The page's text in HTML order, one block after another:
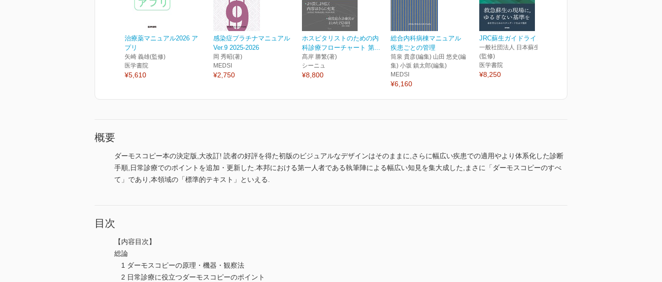
治療薬マニュアル2026 ア
プリ
矢崎 義雄(監修)
医学書院
¥5,610
感染症プラチナマニュアル
Ver.9 2025-2026
岡 秀昭(著)
MEDSI
¥2,750
ホスピタリストのための内
科診療フローチャート 第...
髙岸 勝繁(著)
シーニュ
¥8,800
総合内科病棟マニュアル
疾患ごとの管理
筒泉 貴彦(編集) 山田 悠史(編
集) 小坂 鎮太郎(編集)
MEDSI
¥6,160
JRC蘇生ガイドライン2025
一般社団法人 日本蘇生協議会
(監修)
医学書院
¥8,250
概要
ダーモスコピー本の決定版,大改訂! 読者の好評を得た初版のビジュアルなデザインはそのままに,さらに幅広い疾患での適用やより体系化した診断
手順,日常診療でのポイントを追加・更新した.本邦における第一人者である執筆陣による幅広い知見を集大成した,まさに「ダーモスコピーのすべ
て」であり,本領域の「標準的テキスト」といえる.
目次
【内容目次】
総論
1 ダーモスコピーの原理・機器・観察法
2 日常診療に役立つダーモスコピーのポイント